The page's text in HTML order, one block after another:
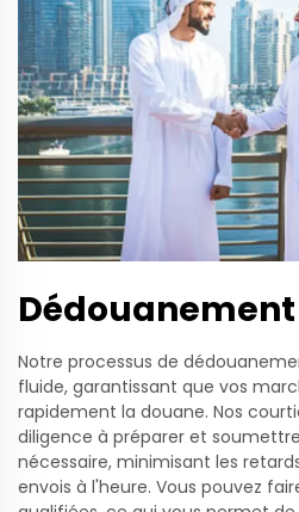
Notre processus de
fluide, garantissant que vos
rapidement la douane. Nos
diligence à préparer et
nécessaire, minimisant les
envois à l'heure. Vous pouvez